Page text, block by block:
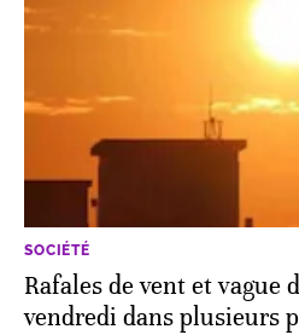
SOCIÉTÉ
Rafales de vent et vague
vendredi dans plusieurs